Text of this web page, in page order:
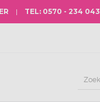
| TEL: 0570 - 234 043